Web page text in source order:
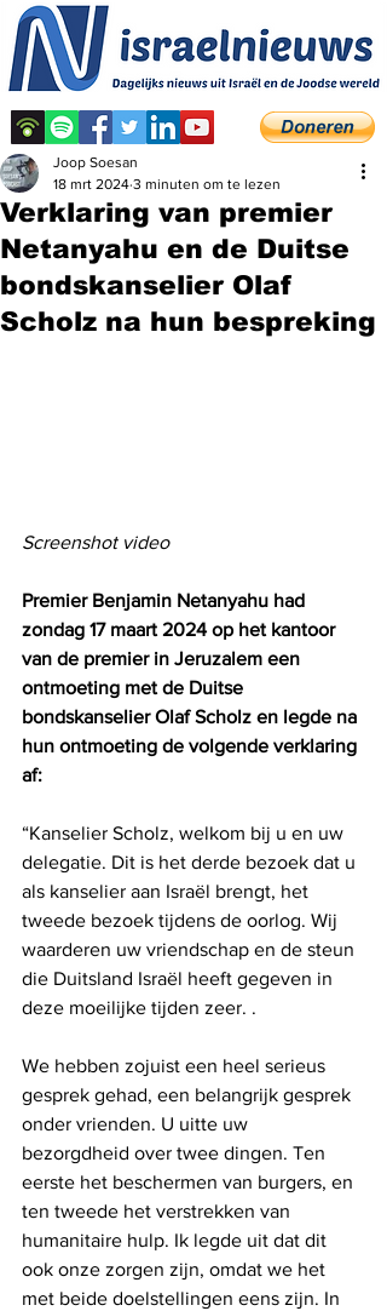
Verklaring van premier
Netanyahu en de Duitse
bondskanselier Olaf
Scholz na hun bespreking
Joop Soesan
18 mrt 2024 3 minuten om te lezen
Screenshot video
Premier Benjamin Netanyahu had
zondag 17 maart 2024 op het kantoor
van de premier in Jeruzalem een ​​
ontmoeting met de Duitse
bondskanselier Olaf Scholz en legde na
hun ontmoeting de volgende verklaring
af:
“Kanselier Scholz, welkom bij u en uw
delegatie. Dit is het derde bezoek dat u
als kanselier aan Israël brengt, het
tweede bezoek tijdens de oorlog. Wij
waarderen uw vriendschap en de steun
die Duitsland Israël heeft gegeven in
deze moeilijke tijden zeer. .
We hebben zojuist een heel serieus
gesprek gehad, een belangrijk gesprek
onder vrienden. U uitte uw
bezorgdheid over twee dingen. Ten
eerste het beschermen van burgers, en
ten tweede het verstrekken van
humanitaire hulp. Ik legde uit dat dit
ook onze zorgen zijn, omdat we het
met beide doelstellingen eens zijn. In